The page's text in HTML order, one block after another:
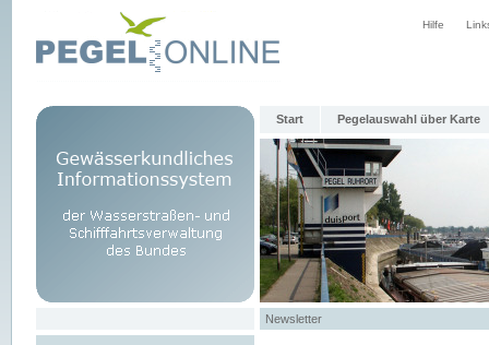
Hilfe
Start Pegelauswahl über Karte
Newsletter